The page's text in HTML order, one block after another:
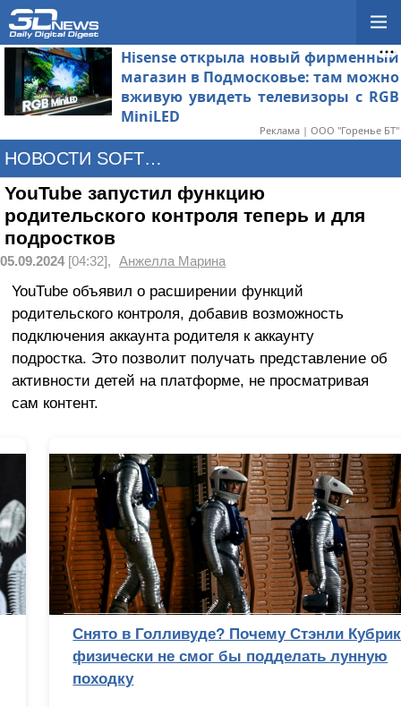
Hisense открыла новый фирменный
магазин в Подмосковье: там можно
вживую увидеть телевизоры с RGB
MiniLED
Реклама | ООО "Горенье БТ"
НОВОСТИ SOFTWARE
YouTube запустил функцию
родительского контроля теперь и для
подростков
05.09.2024[04:32], Анжелла Марина
YouTube объявил о расширении функций
родительского контроля, добавив возможность
подключения аккаунта родителя к аккаунту
подростка. Это позволит получать представление об
активности детей на платформе, не просматривая
сам контент.
Снято в Голливуде? Почему Стэнли Кубрик
физически не смог бы подделать лунную
походку